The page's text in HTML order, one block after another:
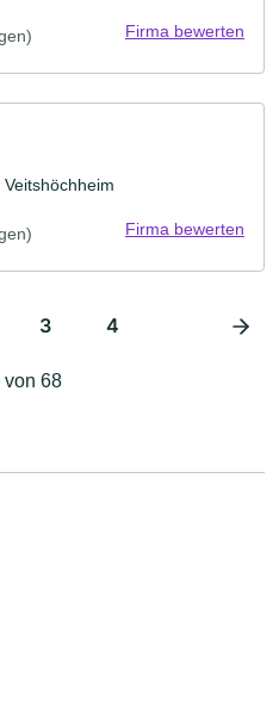
Firma bewerten
Firma bewerten
3 4
von 68